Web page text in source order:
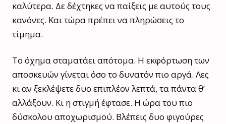
καλύτερα. Δε δέχτηκες να παίξεις με αυτούς τους
κανόνες. Και τώρα πρέπει να πληρώσεις το
τίμημα.
Το όχημα σταματάει απότομα. Η εκφόρτωση των
αποσκευών γίνεται όσο το δυνατόν πιο αργά. Λες
κι αν ξεκλέψετε δυο επιπλέον λεπτά, τα πάντα θ’
αλλάξουν. Κι η στιγμή έφτασε. Η ώρα του πιο
δύσκολου αποχωρισμού. Βλέπεις δυο φιγούρες